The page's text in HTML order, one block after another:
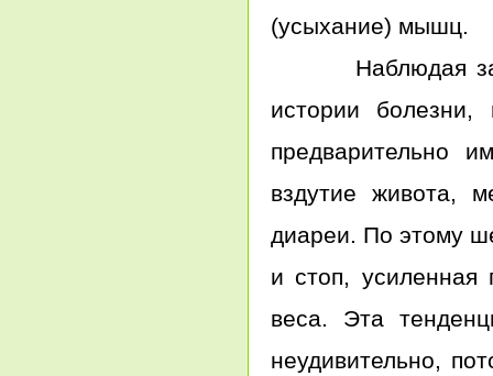
(усыхание) мышц.
Наблюдая за
истории
предварительно
вздутие живота,
диареи. По этому
и стоп, усиленная
веса. Эта
неудивительно,